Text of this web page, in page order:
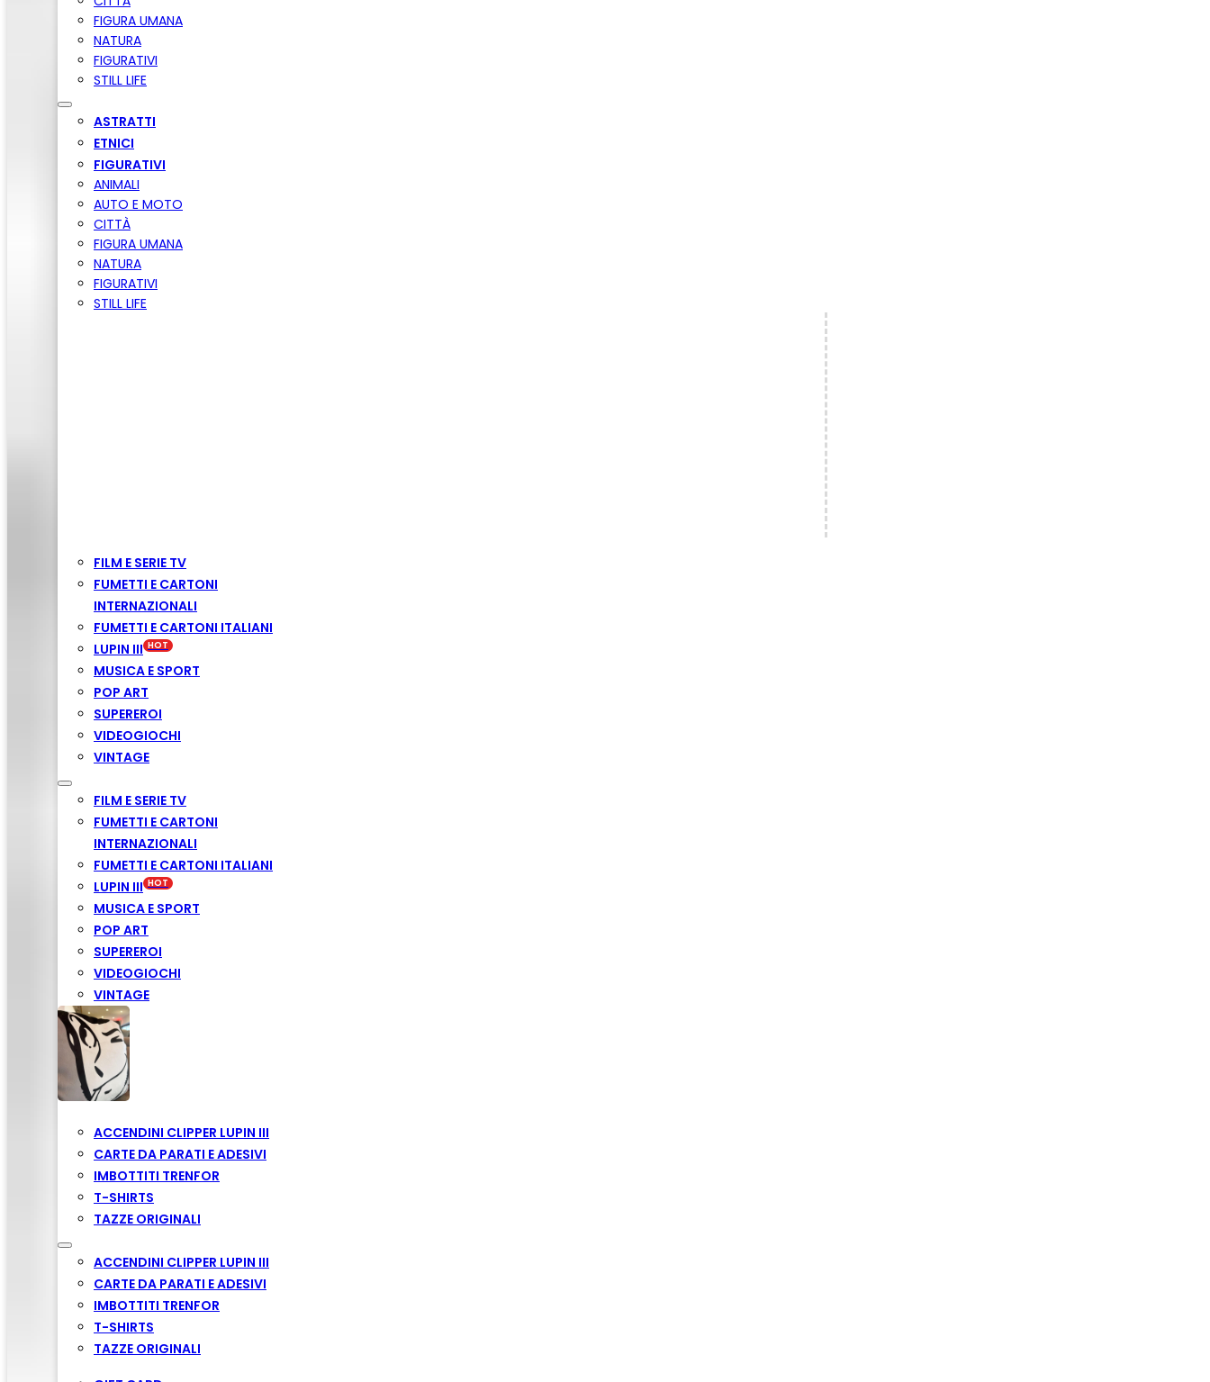
FIGURA UMANA
NATURA
FIGURATIVI
STILL LIFE
ASTRATTI
ETNICI
FIGURATIVI
ANIMALI
AUTO E MOTO
CITTÀ
FIGURA UMANA
NATURA
FIGURATIVI
STILL LIFE
FILM E SERIE TV
FUMETTI E CARTONI
INTERNAZIONALI
FUMETTI E CARTONI ITALIANI
LUPIN III
MUSICA E SPORT
POP ART
SUPEREROI
VIDEOGIOCHI
VINTAGE
FILM E SERIE TV
FUMETTI E CARTONI
INTERNAZIONALI
FUMETTI E CARTONI ITALIANI
LUPIN III
MUSICA E SPORT
POP ART
SUPEREROI
VIDEOGIOCHI
VINTAGE
ACCENDINI CLIPPER LUPIN III
CARTE DA PARATI E ADESIVI
IMBOTTITI TRENFOR
T-SHIRTS
TAZZE ORIGINALI
ACCENDINI CLIPPER LUPIN III
CARTE DA PARATI E ADESIVI
IMBOTTITI TRENFOR
T-SHIRTS
TAZZE ORIGINALI